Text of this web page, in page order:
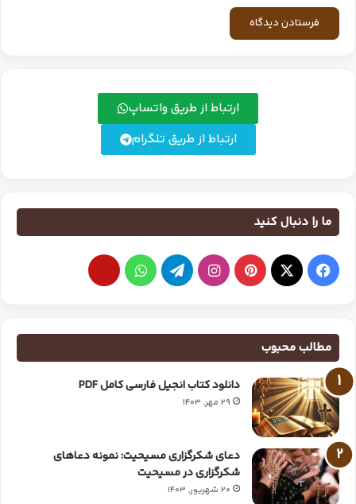
ارتباط از طریق واتساپ
ارتباط از طریق تلگرام
ما را دنبال کنید
مطالب محبوب
دانلود کتاب انجیل فارسی کامل PDF
29 مهر, 1403
دعای شکرگزاری مسیحیت: نمونه دعاهای
شکرگزاری در مسیحیت
20 شهریور, 1403